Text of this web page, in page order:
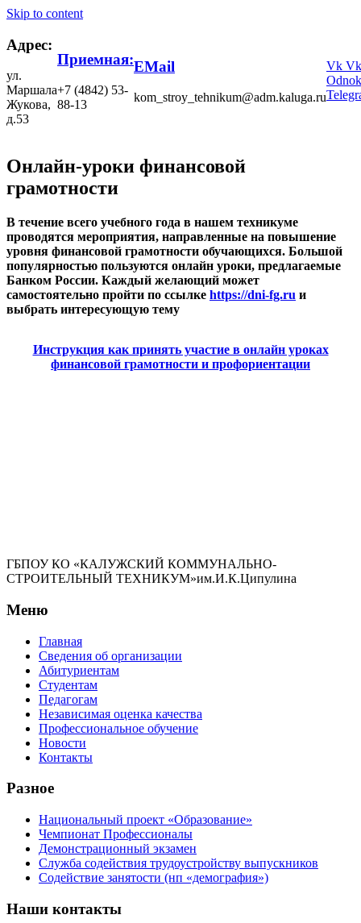
Skip to content
Адрес:
ул.
Маршала
Жукова,
д.53
Приемная:
+7 (4842) 53-
88-13
EMail
kom_stroy_tehnikum@adm.kaluga.ru
Vk Vk
Онлайн-уроки финансовой
грамотности
В течение всего учебного года в нашем техникуме
проводятся мероприятия, направленные на повышение
уровня финансовой грамотности обучающихся. Большой
популярностью пользуются онлайн уроки, предлагаемые
Банком России. Каждый желающий может
самостоятельно пройти по ссылке https://dni-fg.ru и
выбрать интересующую тему
Инструкция как принять участие в онлайн уроках
финансовой грамотности и профориентации
ГБПОУ КО «КАЛУЖСКИЙ КОММУНАЛЬНО-
СТРОИТЕЛЬНЫЙ ТЕХНИКУМ»им.И.К.Ципулина
Меню
Главная
Сведения об организации
Абитуриентам
Студентам
Педагогам
Независимая оценка качества
Профессиональное обучение
Новости
Контакты
Разное
Национальный проект «Образование»
Чемпионат Профессионалы
Демонстрационный экзамен
Служба содействия трудоустройству выпускников
Содействие занятости (нп «демография»)
Наши контакты